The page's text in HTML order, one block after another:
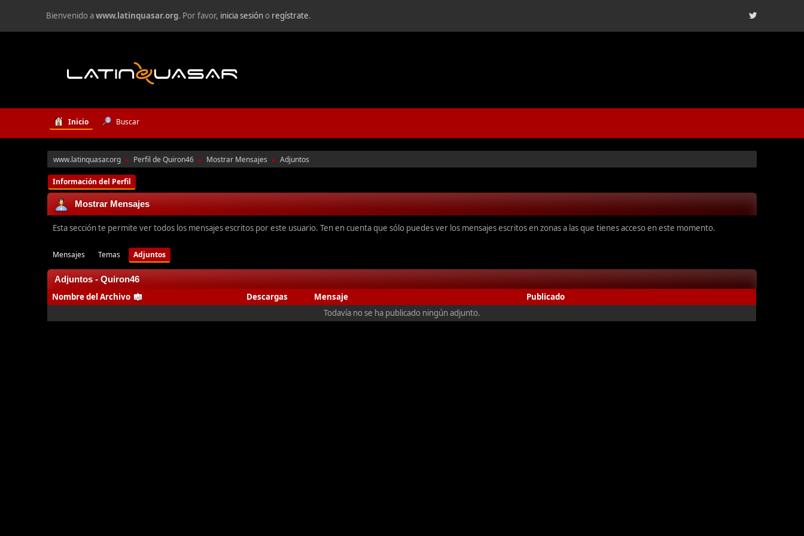
Bienvenido awww.latinquasar.org. Por favor, inicia sesióno regístrate.
Inicio Buscar
www.latinquasar.org ► Perfil de Quiron46 ► Mostrar Mensajes ► Adjuntos
Información del Perfil
Mostrar Mensajes
Esta sección te permite ver todos los mensajes escritos por este usuario. Ten en cuenta que sólo puedes ver los mensajes escritos en zonas a las que tienes acceso en este momento.
Mensajes Temas Adjuntos
Adjuntos - Quiron46
Nombre del Archivo Descargas Mensaje
Publicado
Todavía no se ha publicado ningún adjunto.